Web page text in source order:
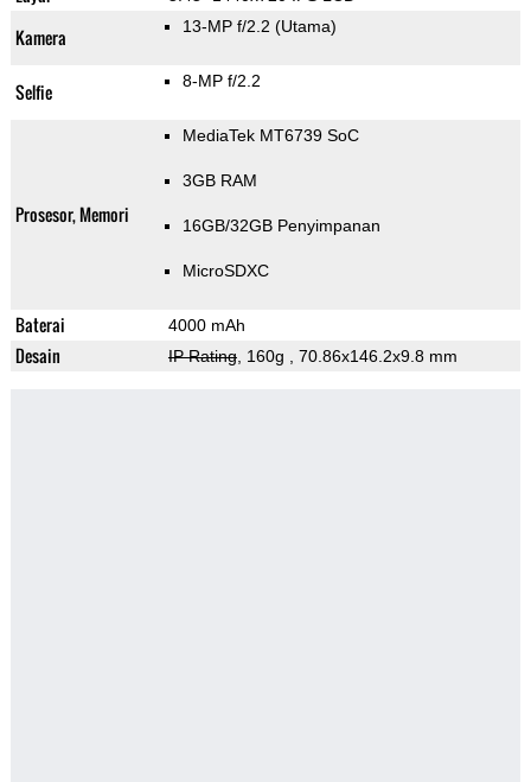
Kamera 13-MP f/2.2 (Utama)
Selfie 8-MP f/2.2
Prosesor, Memori
MediaTek MT6739 SoC
3GB RAM
16GB/32GB Penyimpanan
MicroSDXC
Baterai 4000 mAh
Desain IP Rating, 160g , 70.86x146.2x9.8 mm